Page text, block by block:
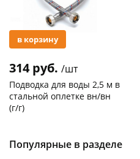
в корзину
314 руб. /шт
Подводка для воды 2,5 м в
стальной оплетке вн/вн
(г/г)
Популярные в разделе